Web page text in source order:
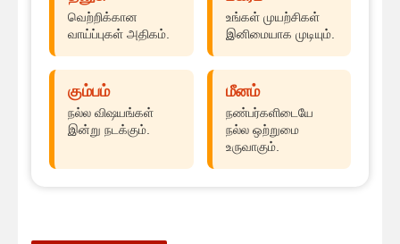
வெற்றிக்கான
வாய்ப்புகள் அதிகம்.
உங்கள் முயற்சிகள்
இனிமையாக முடியும்.
கும்பம்
நல்ல விஷயங்கள்
இன்று நடக்கும்.
மீனம்
நண்பர்களிடையே
நல்ல ஒற்றுமை
உருவாகும்.